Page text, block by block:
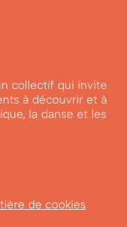
collectif qui invite
à découvrir et à
la danse et les
de cookies